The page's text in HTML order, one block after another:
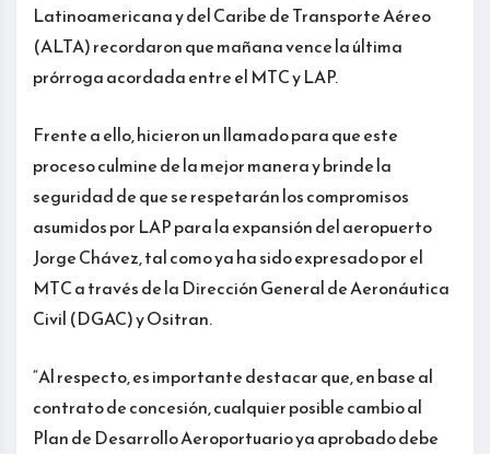
Latinoamericana y del Caribe de Transporte Aéreo
(ALTA) recordaron que mañana vence la última
prórroga acordada entre el MTC y LAP.
Frente a ello, hicieron un llamado para que este
proceso culmine de la mejor manera y brinde la
seguridad de que se respetarán los compromisos
asumidos por LAP para la expansión del aeropuerto
Jorge Chávez, tal como ya ha sido expresado por el
MTC a través de la Dirección General de Aeronáutica
Civil (DGAC) y Ositran.
“Al respecto, es importante destacar que, en base al
contrato de concesión, cualquier posible cambio al
Plan de Desarrollo Aeroportuario ya aprobado debe